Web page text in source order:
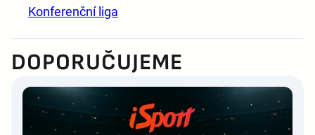
Konferenční liga
DOPORUČUJEME